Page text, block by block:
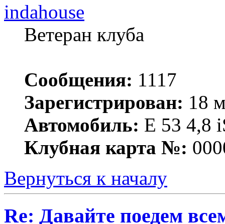
indahouse
Ветеран клуба
Сообщения: 1117
Зарегистрирован: 18
Автомобиль: Е 53 4,8
Клубная карта №:
Вернуться к началу
Re: Давайте поедем